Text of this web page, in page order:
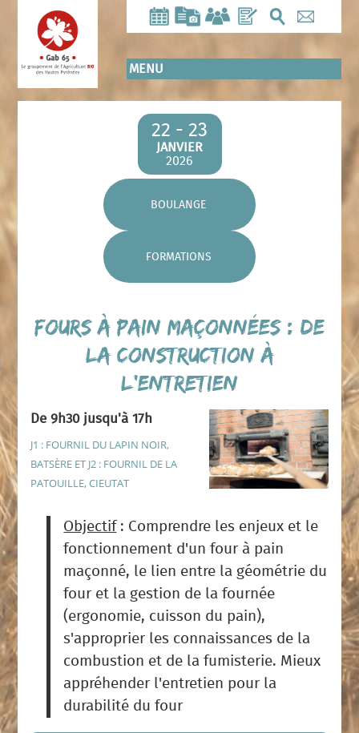
contenu
principal
MENU
22 - 23
JANVIER
2026
BOULANGE
FORMATIONS
Fours à pain maçonnées : de
la construction à
l’entretien
De 9h30 jusqu'à 17h
J1 : FOURNIL DU LAPIN NOIR,
BATSÈRE ET J2 : FOURNIL DE LA
PATOUILLE, CIEUTAT
Objectif: Comprendre les enjeux et le
fonctionnement d'un four à pain
maçonné, le lien entre la géométrie du
four et la gestion de la fournée
(ergonomie, cuisson du pain),
s'approprier les connaissances de la
combustion et de la fumisterie. Mieux
appréhender l'entretien pour la
durabilité du four